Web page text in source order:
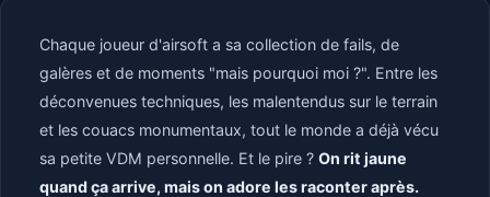
Chaque joueur d'airsoft a sa collection de fails, de
galères et de moments "mais pourquoi moi ?". Entre les
déconvenues techniques, les malentendus sur le terrain
et les couacs monumentaux, tout le monde a déjà vécu
sa petite VDM personnelle. Et le pire ? On rit jaune
quand ça arrive, mais on adore les raconter après.